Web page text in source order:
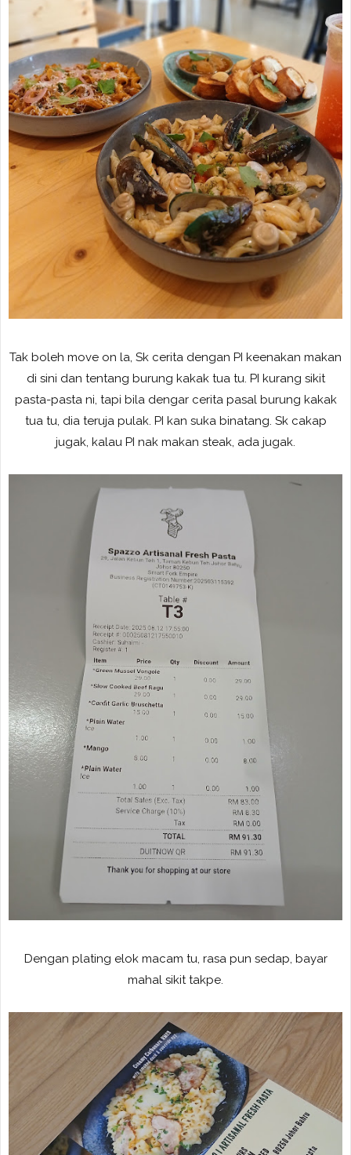
Tak boleh move on la, Sk cerita dengan PI keenakan makan
di sini dan tentang burung kakak tua tu. PI kurang sikit
pasta-pasta ni, tapi bila dengar cerita pasal burung kakak
tua tu, dia teruja pulak. PI kan suka binatang. Sk cakap
jugak, kalau PI nak makan steak, ada jugak.
Dengan plating elok macam tu, rasa pun sedap, bayar
mahal sikit takpe.